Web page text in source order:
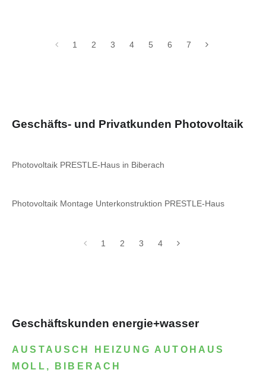
1 2 3 4 5 6 7
Geschäfts- und Privatkunden Photovoltaik
Photovoltaik PRESTLE-Haus in Biberach
Photovoltaik Montage Unterkonstruktion PRESTLE-Haus
1 2 3 4
Geschäftskunden energie+wasser
AUSTAUSCH HEIZUNG AUTOHAUS
MOLL, BIBERACH